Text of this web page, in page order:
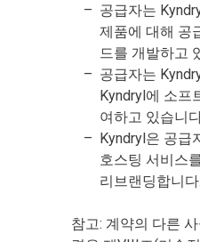
공급자는
제품에 대해 공
드를 개발하고
공급자는
Kyndryl에 소프
여하고 있습니
Kyndryl은 공급
호스팅 서비스
리브랜딩합니다.
참고: 계약의 다른